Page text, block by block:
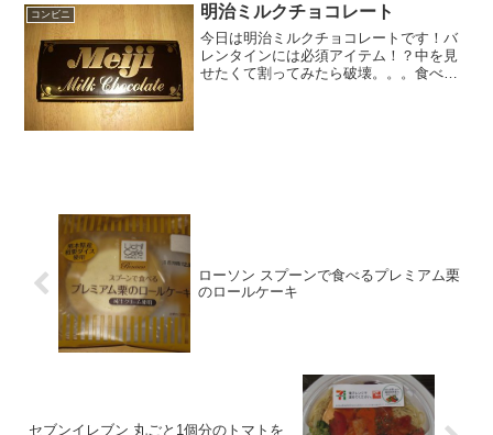
コンビニ 明治ミルクチョコレート
今日は明治ミルクチョコレートです！バ
レンタインには必須アイテム！？中を見
せたくて割ってみたら破壊。。。食べた
ローソン スプーンで食べるプレミアム栗
のロールケーキ
セブンイレブン 丸ごと1個分のトマトを